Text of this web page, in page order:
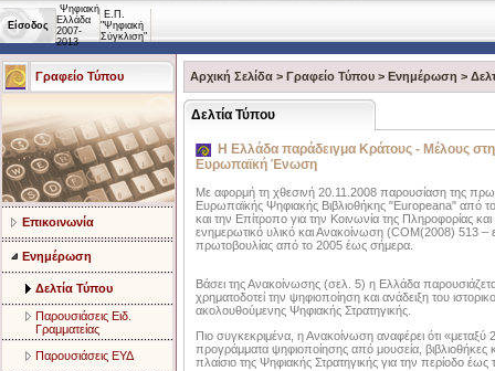
Είσοδος
Ψηφιακή
Ελλάδα
2007-
2013
Ε.Π.
"Ψηφιακή
Σύγκλιση"
Γραφείο Τύπου
Επικοινωνία
Ενημέρωση
Δελτία Τύπου
Παρουσιάσεις Ειδ.
Γραμματείας
Παρουσιάσεις ΕΥΔ
Αρχική Σελίδα > Γραφείο Τύπου > Ενημέρωση >
Δελτία Τύπου
Η Ελλάδα παράδειγμα Κράτους - Μέλους
Ευρωπαϊκή Ένωση
Με αφορμή τη χθεσινή 20.11.2008 παρουσίαση της
Ευρωπαϊκής Ψηφιακής Βιβλιοθήκης "Europeana" από
και την Επίτροπο για την Κοινωνία της Πληροφορίας
ενημερωτικό υλικό και Ανακοίνωση (COM(2008) 513 –
πρωτοβουλίας από το 2005 έως σήμερα.
Βάσει της Ανακοίνωσης (σελ. 5) η Ελλάδα
χρηματοδοτεί την ψηφιοποίηση και ανάδειξη του
ακολουθούμενης Ψηφιακής Στρατηγικής.
Πιο συγκεκριμένα, η Ανακοίνωση αναφέρει ότι
προγράμματα ψηφιοποίησης από μουσεία, βιβλιοθήκες
πλαίσιο της Ψηφιακής Στρατηγικής για την περίοδο